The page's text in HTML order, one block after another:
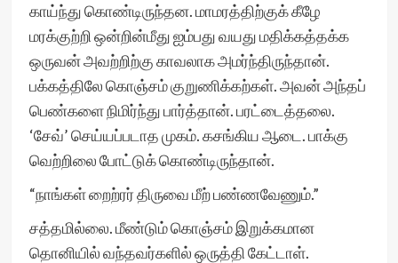
காய்ந்து கொண்டிருந்தன. மாமரத்திற்குக் கீழே
மரக்குற்றி ஒன்றின்மீது ஐம்பது வயது மதிக்கத்தக்க
ஒருவன் அவற்றிற்கு காவலாக அமர்ந்திருந்தான்.
பக்கத்திலே கொஞ்சம் குறுணிக்கற்கள். அவன் அந்தப்
பெண்களை நிமிர்ந்து பார்த்தான். பரட்டைத்தலை.
‘சேவ்’ செய்யப்படாத முகம். கசங்கிய ஆடை. பாக்கு
வெற்றிலை போட்டுக் கொண்டிருந்தான்.
“நாங்கள் றைற்ரர் திருவை மீற் பண்ணவேணும்.”
சத்தமில்லை. மீண்டும் கொஞ்சம் இறுக்கமான
தொனியில் வந்தவர்களில் ஒருத்தி கேட்டாள்.